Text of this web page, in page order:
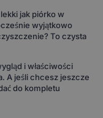
jak piórko w
wyjątkowo
To czysta
i właściwości
A jeśli chcesz jeszcze
do kompletu